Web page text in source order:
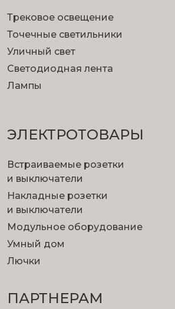
Трековое освещение
Точечные светильники
Уличный свет
Светодиодная лента
Лампы
ЭЛЕКТРОТОВАРЫ
Встраиваемые розетки
и выключатели
Накладные розетки
и выключатели
Модульное оборудование
Умный дом
Лючки
ПАРТНЕРАМ